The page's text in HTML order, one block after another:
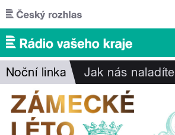
Přejít k hlavnímu obsahu
Noční linka Jak nás naladíte